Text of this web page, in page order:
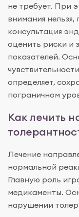
не требует. При
внимания
консультация
оценить риски и
показателей.
определяет,
пограничном
Как лечить
Лечение
нормальной
Главную роль
медикаменты.
нарушении